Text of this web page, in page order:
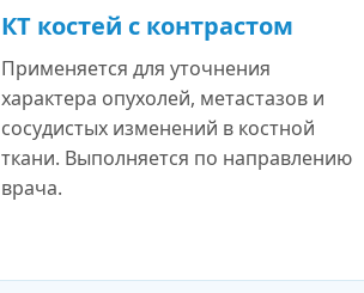
КТ костей с контрастом
Применяется для уточнения
характера опухолей, метастазов и
сосудистых изменений в костной
ткани. Выполняется по направлению
врача.